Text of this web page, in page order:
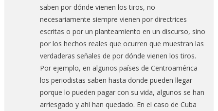
saben por dónde vienen los tiros, no
necesariamente siempre vienen por directrices
escritas o por un planteamiento en un discurso, sino
por los hechos reales que ocurren que muestran las
verdaderas señales de por dónde vienen los tiros.
Por ejemplo, en algunos países de Centroamérica
los periodistas saben hasta donde pueden llegar
porque lo pueden pagar con su vida, algunos se han
arriesgado y ahí han quedado. En el caso de Cuba